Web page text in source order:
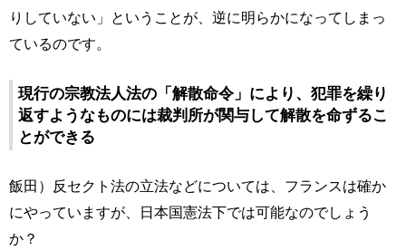
りしていない」ということが、逆に明らかになってしまっ
ているのです。
現行の宗教法人法の「解散命令」により、犯罪を繰り
返すようなものには裁判所が関与して解散を命ずるこ
とができる
飯田）反セクト法の立法などについては、フランスは確か
にやっていますが、日本国憲法下では可能なのでしょう
か？